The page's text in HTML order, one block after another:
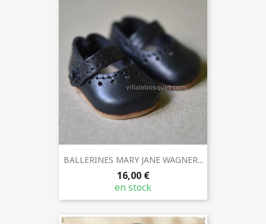
BALLERINES MARY JANE WAGNER...
16,00 €
en stock